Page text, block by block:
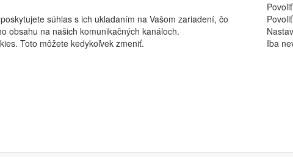
súhlas s ich ukladaním na Vašom zariadení, čo
obsahu na našich komunikačných kanáloch.
Toto môžete kedykoľvek zmeniť.
Iba